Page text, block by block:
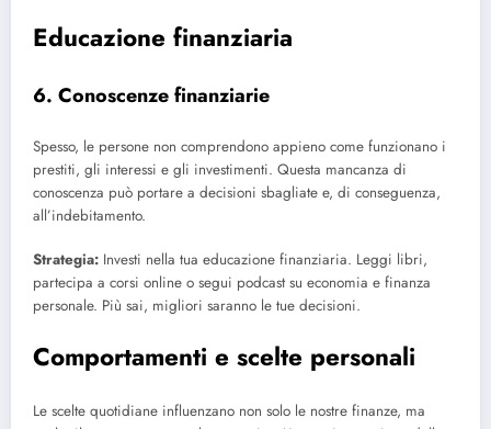
Educazione finanziaria
6. Conoscenze finanziarie
Spesso, le persone non comprendono appieno come funzionano i
prestiti, gli interessi e gli investimenti. Questa mancanza di
conoscenza può portare a decisioni sbagliate e, di conseguenza,
all’indebitamento.
Strategia: Investi nella tua educazione finanziaria. Leggi libri,
partecipa a corsi online o segui podcast su economia e finanza
personale. Più sai, migliori saranno le tue decisioni.
Comportamenti e scelte personali
Le scelte quotidiane influenzano non solo le nostre finanze, ma